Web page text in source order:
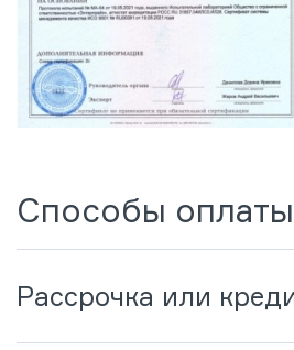
Способы оплаты
Рассрочка или